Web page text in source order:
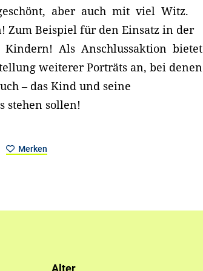
aber auch mit viel Witz.
Zum Beispiel für den Einsatz in der
Kindern! Als Anschlussaktion bietet
weiterer Porträts an, bei denen
– das Kind und seine
stehen sollen!
Merken
Alter